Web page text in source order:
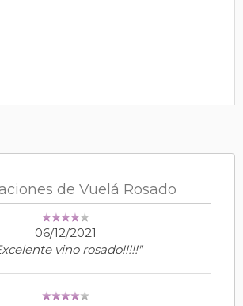
de Vuelá Rosado
06/12/2021
vino rosado!!!!!"